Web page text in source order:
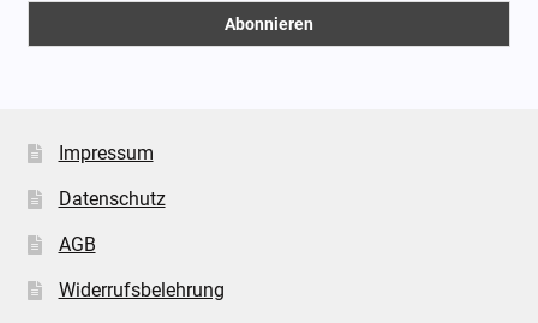
Impressum
Datenschutz
AGB
Widerrufsbelehrung